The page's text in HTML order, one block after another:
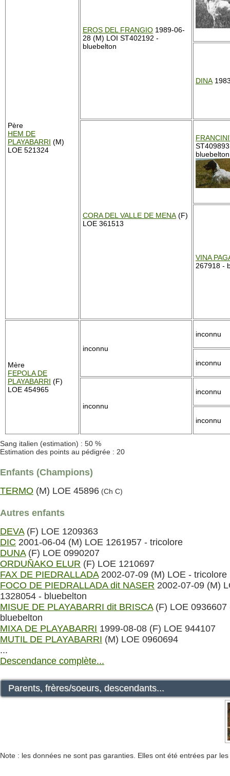
Père
HEM DE
PLAYABARRI (M)
LOE 521324
EROS DEL FRANGIO 1989-06-
28 (M) LOI ST402192 -
bluebelton
DINA
CORA DEL VALLE DE MENA (F)
LOE 361513
ST409893
bluebelton
VINA
267918 -
Mère
FEPOLA DE
PLAYABARRI (F)
LOE 454965
inconnu
inconnu
inconnu
inconnu
inconnu
inconnu
Sang italien (estimation) : 50 %
Estimation des points au pédigrée : 20
Enfants (Champions)
TERMO (M) LOE 45896 (Ch C)
Autres enfants
DEVA(F) LOE 1209363
DIC 2001-06-04 (M) LOE 1261957 - tricolore
DUNA(F) LOE 0990207
ORDUÑAKO ELUR (F) LOE 1210697
FAX DE PIEDRALLADA2002-07-09 (M) LOE - tricolore
FOCO DE PIEDRALLADA dit NASER 2002-07-09 (M)
1328054 - bluebelton
MISUE DE PLAYABARRI dit BRISCA(F) LOE 0936607
bluebelton
MIXA DE PLAYABARRI 1999-08-08 (F) LOE 944107
MUTIL DE PLAYABARRI (M) LOE 0960694
...
Descendance complète...
Parents, frères/soeurs, descendants...
Note : les données ne sont pas garanties. Elles ont été entrées par